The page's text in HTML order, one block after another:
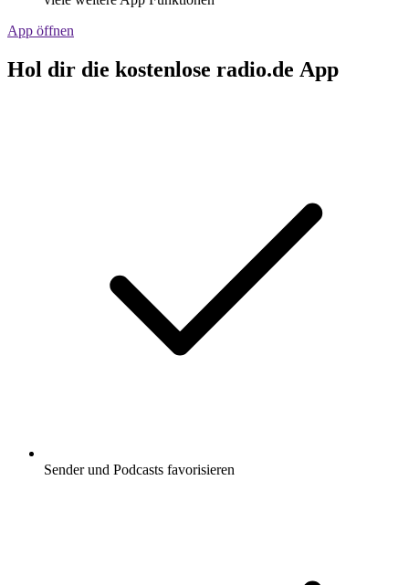
App öffnen
Hol dir die kostenlose radio.de App
Sender und Podcasts favorisieren